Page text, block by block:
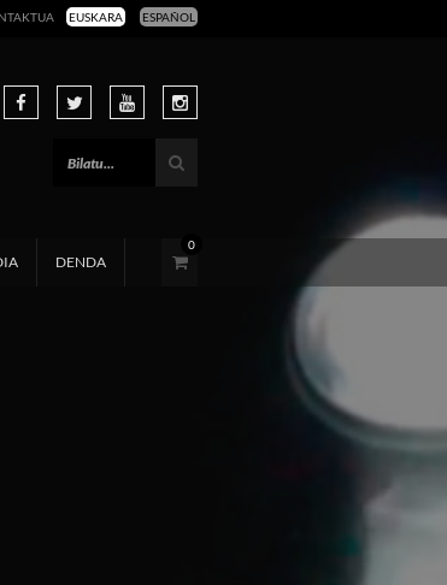
EUSKARA ESPAÑOL
DENDA
0